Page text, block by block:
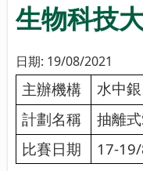
生物科技
日期: 19/08/2021
主辦機構 水中
計劃名稱
抽離
比賽日期
17-